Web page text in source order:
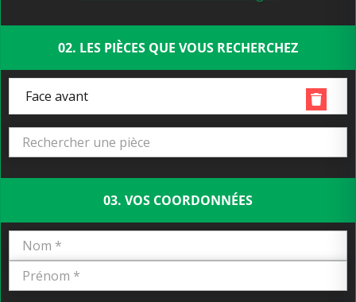
02. LES PIÈCES QUE VOUS RECHERCHEZ
Face avant
03. VOS COORDONNÉES